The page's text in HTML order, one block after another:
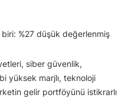
%27 düşük değerlenmiş
siber güvenlik,
yüksek marjlı, teknoloji
gelir portföyünü istikrarlı